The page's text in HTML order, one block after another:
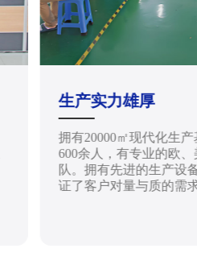
生产实力雄厚
拥有20000㎡现代化生
600余人，有专业的欧
队。拥有先进的生产设
证了客户对量与质的需求